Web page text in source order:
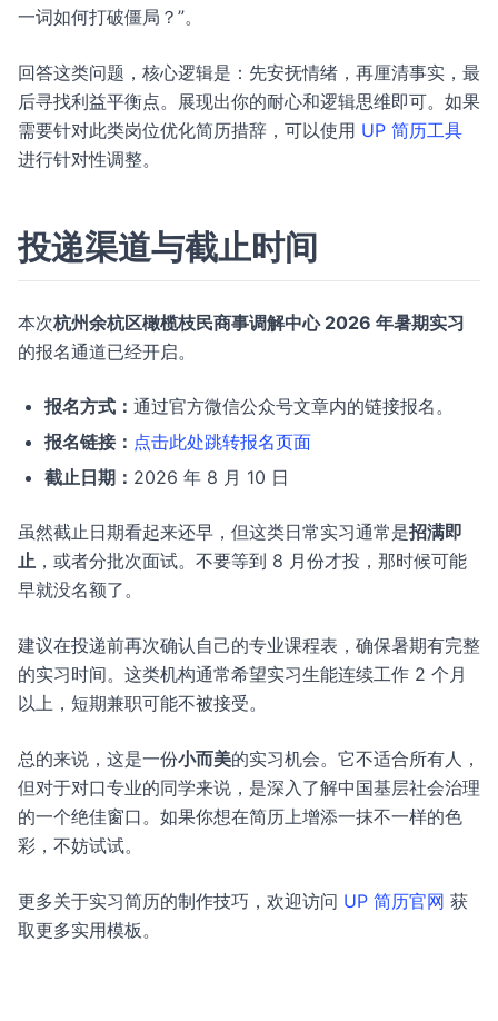
一词如何打破僵局？”。
回答这类问题，核心逻辑是：先安抚情绪，再厘清事实，最
后寻找利益平衡点。展现出你的耐心和逻辑思维即可。如果
需要针对此类岗位优化简历措辞，可以使用 UP 简历工具
进行针对性调整。
投递渠道与截止时间
本次杭州余杭区橄榄枝民商事调解中心 2026 年暑期实习
的报名通道已经开启。
报名方式： 通过官方微信公众号文章内的链接报名。
报名链接： 点击此处跳转报名页面
截止日期： 2026 年 8 月 10 日
虽然截止日期看起来还早，但这类日常实习通常是招满即
止 ，或者分批次面试。不要等到 8 月份才投，那时候可能
早就没名额了。
建议在投递前再次确认自己的专业课程表，确保暑期有完整
的实习时间。这类机构通常希望实习生能连续工作 2 个月
以上，短期兼职可能不被接受。
总的来说，这是一份小而美的实习机会。它不适合所有人，
但对于对口专业的同学来说，是深入了解中国基层社会治理
的一个绝佳窗口。如果你想在简历上增添一抹不一样的色
彩，不妨试试。
更多关于实习简历的制作技巧，欢迎访问 UP 简历官网 获
取更多实用模板。